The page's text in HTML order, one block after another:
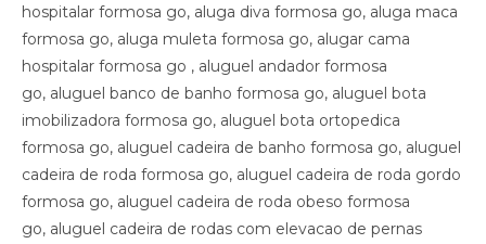
hospitalar formosa go, aluga diva formosa go, aluga maca
formosa go, aluga muleta formosa go, alugar cama
hospitalar formosa go , aluguel andador formosa
go, aluguel banco de banho formosa go, aluguel bota
imobilizadora formosa go, aluguel bota ortopedica
formosa go, aluguel cadeira de banho formosa go, aluguel
cadeira de roda formosa go, aluguel cadeira de roda gordo
formosa go, aluguel cadeira de roda obeso formosa
go, aluguel cadeira de rodas com elevacao de pernas